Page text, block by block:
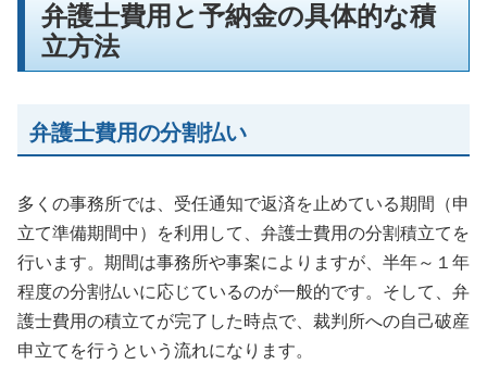
弁護士費用と予納金の具体的な積
立方法
弁護士費用の分割払い
多くの事務所では、受任通知で返済を止めている期間（申
立て準備期間中）を利用して、弁護士費用の分割積立てを
行います。期間は事務所や事案によりますが、半年～１年
程度の分割払いに応じているのが一般的です。そして、弁
護士費用の積立てが完了した時点で、裁判所への自己破産
申立てを行うという流れになります。